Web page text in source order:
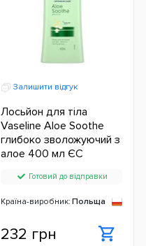
Залишити відгук
Лосьйон для тіла
Vaseline Aloe Soothe
глибоко зволожуючий з
алое 400 мл ЄС
Готовий до відправки
Країна-виробник: Польща
232 грн